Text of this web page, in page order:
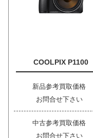
COOLPIX P1100
新品参考買取価格
お問合せ下さい
中古参考買取価格
お問合せ下さい